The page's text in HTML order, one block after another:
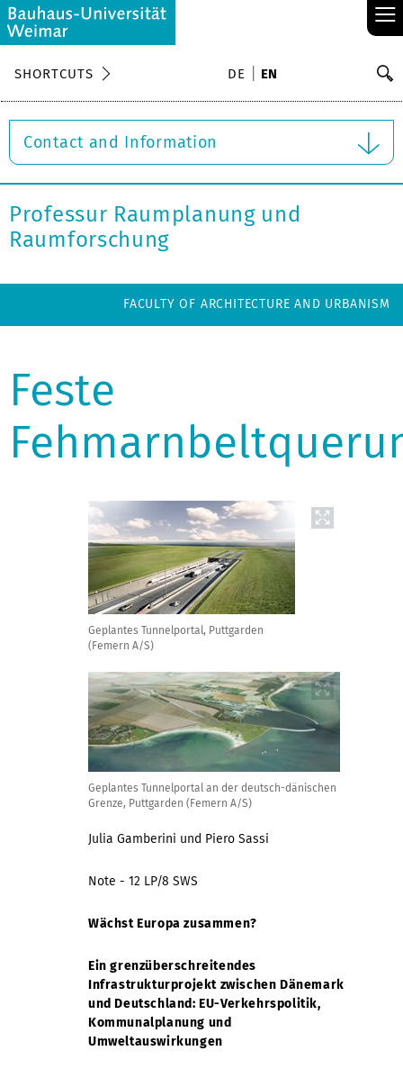
≡
SHORTCUTS DE EN
Contact and Information
Professur Raumplanung und
Raumforschung
FACULTY OF ARCHITECTURE AND URBANISM
Feste
Geplantes Tunnelportal, Puttgarden
(Femern A/S)
Geplantes Tunnelportal an der deutsch-dänischen
Grenze, Puttgarden (Femern A/S)
Julia Gamberini und Piero Sassi
Note - 12 LP/8 SWS
Wächst Europa zusammen?
Ein grenzüberschreitendes
Infrastrukturprojekt zwischen Dänemark
und Deutschland: EU-Verkehrspolitik,
Kommunalplanung und
Umweltauswirkungen